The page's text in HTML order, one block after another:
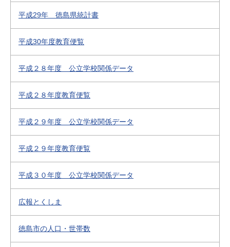
平成29年 徳島県統計書
平成30年度教育便覧
平成２８年度 公立学校関係データ
平成２８年度教育便覧
平成２９年度 公立学校関係データ
平成２９年度教育便覧
平成３０年度 公立学校関係データ
広報とくしま
徳島市の人口・世帯数